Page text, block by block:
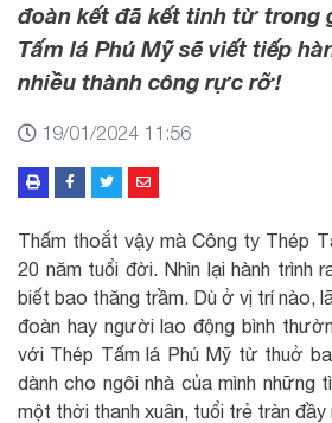
đoàn kết đã kết tinh từ trong
Tấm lá Phú Mỹ sẽ viết tiếp
nhiều thành công rực rỡ!
19/01/2024 11:56
Thấm thoắt vậy mà Công ty Thép
20 năm tuổi đời. Nhìn lại hành trình
biết bao thăng trầm. Dù ở vị trí nào,
đoàn hay người lao động bình
với Thép Tấm lá Phú Mỹ từ thuở
dành cho ngôi nhà của mình những
một thời thanh xuân, tuổi trẻ tràn đầy